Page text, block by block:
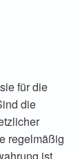
für die
die
regel­mäßig